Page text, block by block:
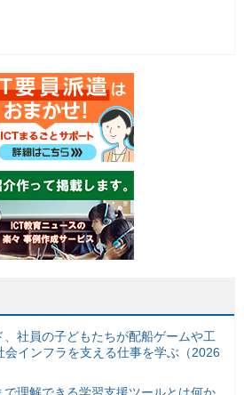
社員の子どもたちが配船ゲームや工
会インフラを支える仕事を学ぶ（2026
で理解できる学習支援ツールとは何か